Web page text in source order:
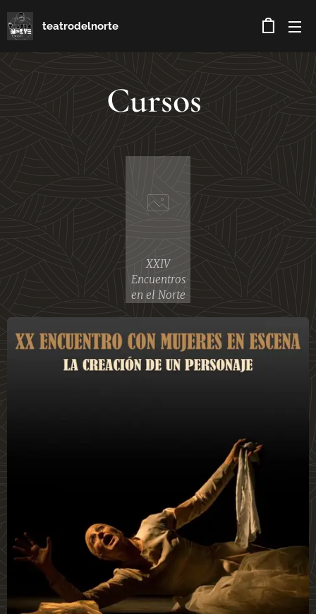
teatrodelnorte
Cursos
XXIV
Encuentros
en el Norte